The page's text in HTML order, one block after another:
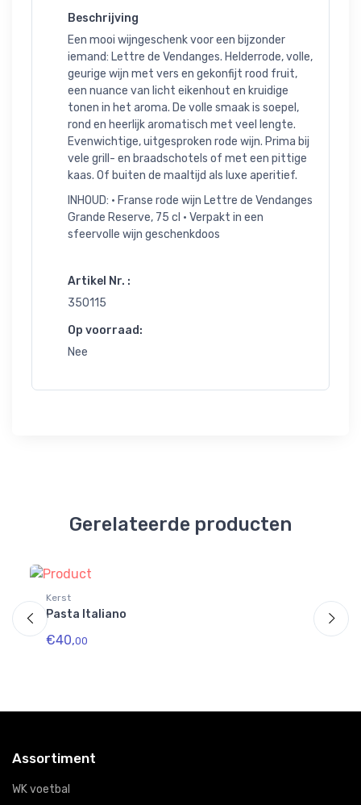
Beschrijving
Een mooi wijngeschenk voor een bijzonder
iemand: Lettre de Vendanges. Helderrode, volle,
geurige wijn met vers en gekonfijt rood fruit,
een nuance van licht eikenhout en kruidige
tonen in het aroma. De volle smaak is soepel,
rond en heerlijk aromatisch met veel lengte.
Evenwichtige, uitgesproken rode wijn. Prima bij
vele grill- en braadschotels of met een pittige
kaas. Of buiten de maaltijd als luxe aperitief.
INHOUD: • Franse rode wijn Lettre de Vendanges
Grande Reserve, 75 cl • Verpakt in een
sfeervolle wijn geschenkdoos
Artikel Nr. :
350115
Op voorraad:
Nee
Gerelateerde producten
Kerst
Pasta Italiano
€40,00
Assortiment
WK voetbal